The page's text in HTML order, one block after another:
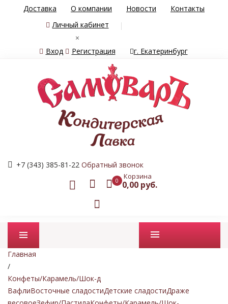
Доставка О компании Новости
Контакты
Личный кабинет
×
Вход
Регистрация г. Екатеринбург
+7 (343) 385-81-22 Обратный звонок
0 Корзина
0,00 руб.
Промо товары
Главная
/
Конфеты/Карамель/Шок-д
ВафлиВосточные сладостиДетские сладостиДраже